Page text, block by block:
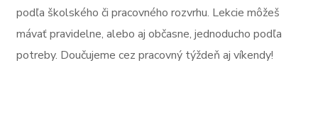
podľa školského či pracovného rozvrhu. Lekcie môžeš
mávať pravidelne, alebo aj občasne, jednoducho podľa
potreby. Doučujeme cez pracovný týždeň aj víkendy!